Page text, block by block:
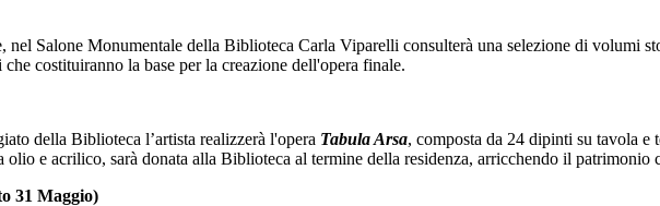
nel Salone Monumentale della Biblioteca Carla Viparelli consulterà una selezione di volumi
costituiranno la base per la creazione dell'opera finale.
della Biblioteca l’artista realizzerà l'opera Tabula Arsa, composta da 24 dipinti su tavola e
olio e acrilico, sarà donata alla Biblioteca al termine della residenza, arricchendo il patrimonio
31 Maggio)